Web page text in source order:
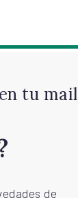
tu mail
de